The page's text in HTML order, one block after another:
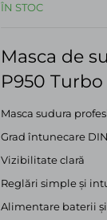
ÎN STOC
Masca de
P950
Masca sudura
Grad întunecare
Vizibilitate clară
Reglări simple și
Alimentare baterii